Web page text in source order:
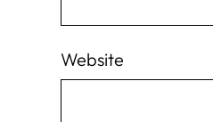
Website